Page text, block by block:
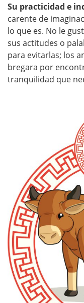
Su practicidad e
carente de
lo que es. No le
sus actitudes o
para evitarlas; los
bregara por
tranquilidad que